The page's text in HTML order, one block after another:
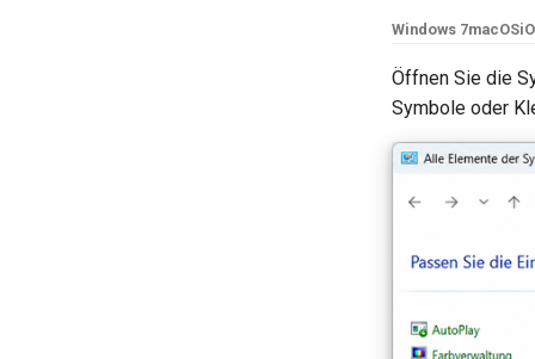
Windows 7macOS
Öffnen Sie die
Symbole oder